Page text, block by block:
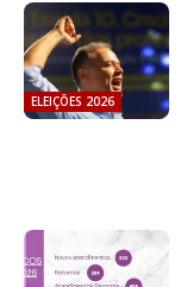
ELEIÇÕES 2026